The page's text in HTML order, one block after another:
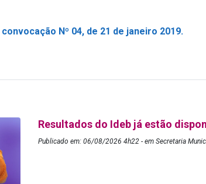
convocação Nº 04, de 21 de janeiro 2019.
Resultados do Ideb já estão
Publicado em: 06/08/2026 4h22 - em Secretaria